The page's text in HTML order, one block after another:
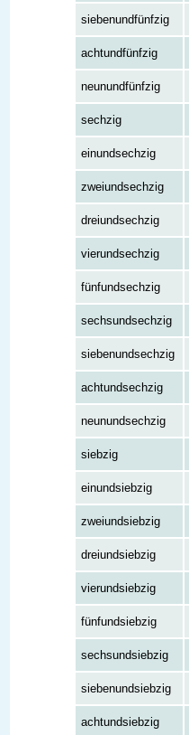
siebenundfünfzig
achtundfünfzig
neunundfünfzig
sechzig
einundsechzig
zweiundsechzig
dreiundsechzig
vierundsechzig
fünfundsechzig
sechsundsechzig
siebenundsechzig
achtundsechzig
neunundsechzig
siebzig
einundsiebzig
zweiundsiebzig
dreiundsiebzig
vierundsiebzig
fünfundsiebzig
sechsundsiebzig
siebenundsiebzig
achtundsiebzig